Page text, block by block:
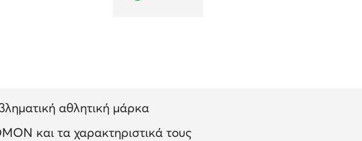
αθλητική μάρκα
και τα χαρακτηριστικά τους